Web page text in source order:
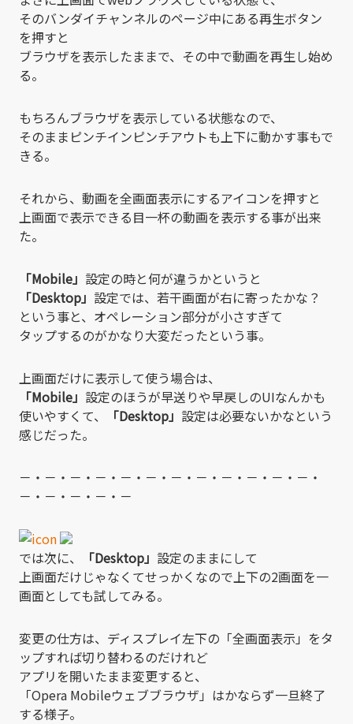
そのバンダイチャンネルのページ中にある再生ボタン
を押すと
ブラウザを表示したままで、その中で動画を再生し始め
る。
もちろんブラウザを表示している状態なので、
そのままピンチインピンチアウトも上下に動かす事もで
きる。
それから、動画を全画面表示にするアイコンを押すと
上画面で表示できる目一杯の動画を表示する事が出来
た。
「Mobile」 設定の時と何が違うかというと
「Desktop」 設定では、若干画面が右に寄ったかな？
という事と、オペレーション部分が小さすぎて
タップするのがかなり大変だったという事。
上画面だけに表示して使う場合は、
「Mobile」 設定のほうが早送りや早戻しのUIなんかも
使いやすくて、
「Desktop」 設定は必要ないかなという
感じだった。
－・－・－・－・－・－・－・－・－・－・－・－・
－・－・－・－・－
では次に、 「Desktop」 設定のままにして
上画面だけじゃなくてせっかくなので上下の2画面を一
画面としても試してみる。
変更の仕方は、ディスプレイ左下の「全画面表示」をタ
ップすれば切り替わるのだけれど
アプリを開いたまま変更すると、
「Opera Mobileウェブブラウザ」はかならず一旦終了
する様子。